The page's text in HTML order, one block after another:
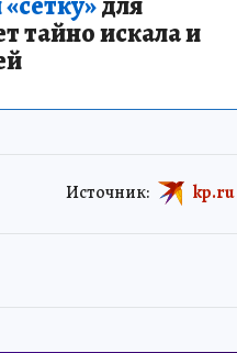
тайно искала и
Источник: kp.ru